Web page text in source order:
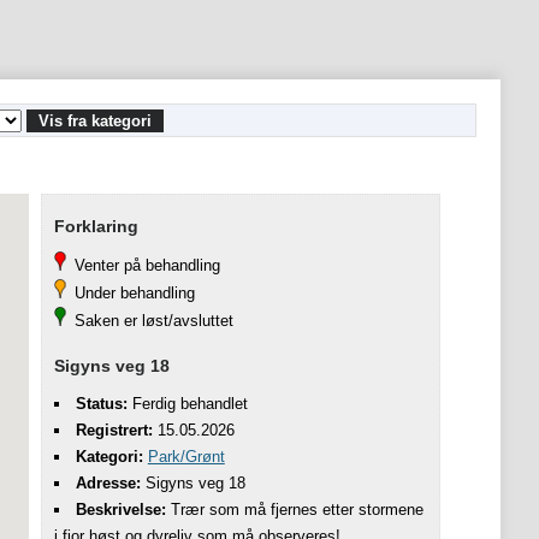
Vis fra kategori
Forklaring
Venter på behandling
Under behandling
Saken er løst/avsluttet
Sigyns veg 18
Status: Ferdig behandlet
Registrert: 15.05.2026
Kategori: Park/Grønt
Adresse: Sigyns veg 18
Beskrivelse: Trær som må fjernes etter stormene